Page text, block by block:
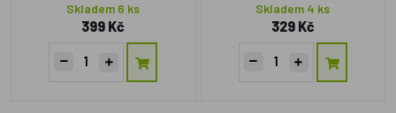
Skladem 6 ks
399 Kč
Skladem 4 ks
329 Kč